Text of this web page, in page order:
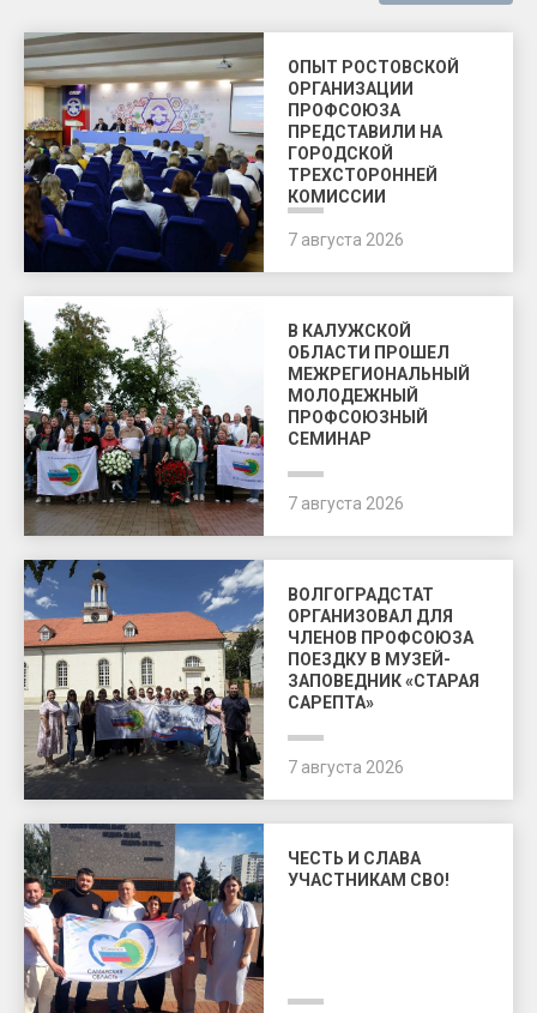
ОПЫТ РОСТОВСКОЙ
ОРГАНИЗАЦИИ
ПРОФСОЮЗА
ПРЕДСТАВИЛИ НА
ГОРОДСКОЙ
ТРЕХСТОРОННЕЙ
КОМИССИИ
7 августа 2026
В КАЛУЖСКОЙ
ОБЛАСТИ ПРОШЕЛ
МЕЖРЕГИОНАЛЬНЫЙ
МОЛОДЕЖНЫЙ
ПРОФСОЮЗНЫЙ
СЕМИНАР
7 августа 2026
ВОЛГОГРАДСТАТ
ОРГАНИЗОВАЛ ДЛЯ
ЧЛЕНОВ ПРОФСОЮЗА
ПОЕЗДКУ В МУЗЕЙ-
ЗАПОВЕДНИК «СТАРАЯ
САРЕПТА»
7 августа 2026
ЧЕСТЬ И СЛАВА
УЧАСТНИКАМ СВО!